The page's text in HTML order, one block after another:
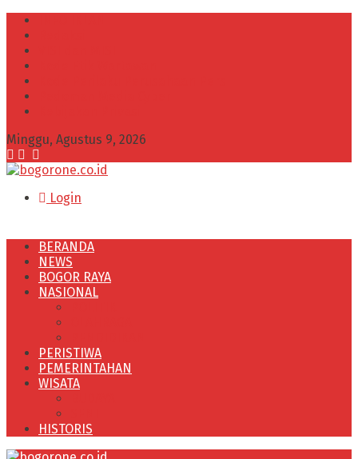
Minggu, Agustus 9, 2026
Login
BERANDA
NEWS
BOGOR RAYA
NASIONAL
PERISTIWA
PEMERINTAHAN
WISATA
HISTORIS